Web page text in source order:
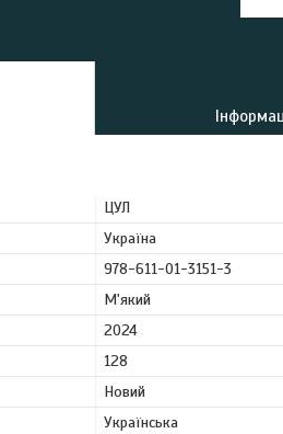
ЦУЛ
Україна
978-611-01-3151-3
М'який
2024
128
Новий
Українська